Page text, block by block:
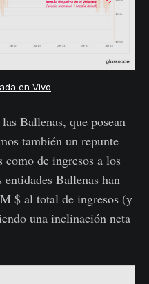
en Vivo
Ballenas, que posean
también un repunte
de ingresos a los
entidades Ballenas han
$ al total de ingresos (y
una inclinación neta